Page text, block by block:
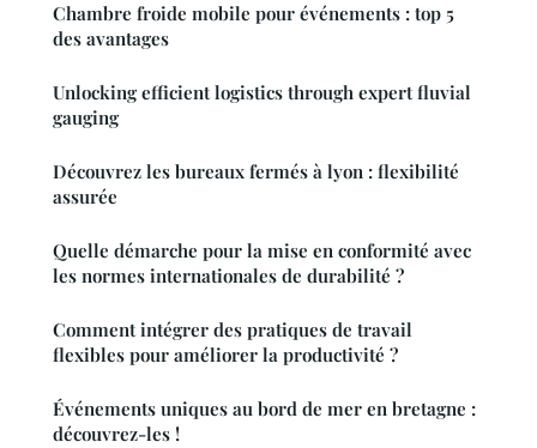
Chambre froide mobile pour événements : top 5
des avantages
Unlocking efficient logistics through expert fluvial
gauging
Découvrez les bureaux fermés à lyon : flexibilité
assurée
Quelle démarche pour la mise en conformité avec
les normes internationales de durabilité ?
Comment intégrer des pratiques de travail
flexibles pour améliorer la productivité ?
Événements uniques au bord de mer en bretagne :
découvrez-les !